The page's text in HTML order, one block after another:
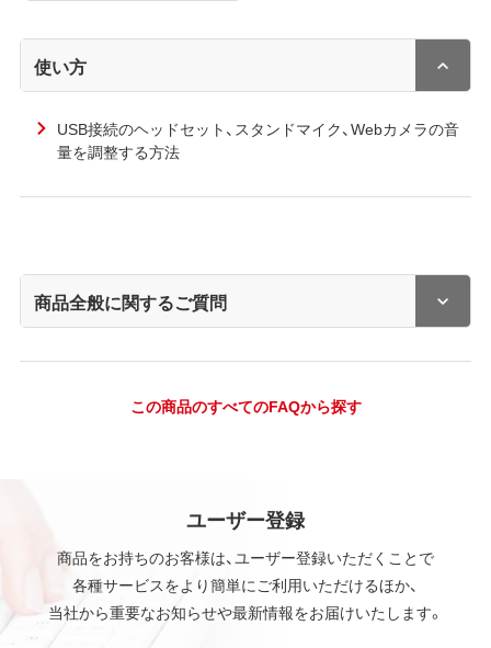
使い方
USB接続のヘッドセット、スタンドマイク、Webカメラの音
量を調整する方法
商品全般に関するご質問
この商品のすべてのFAQから探す
ユーザー登録
商品をお持ちのお客様は、ユーザー登録いただくことで
各種サービスをより簡単にご利用いただけるほか、
当社から重要なお知らせや最新情報をお届けいたします。